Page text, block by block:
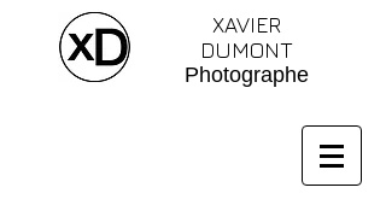
XAVIER
DUMONT
Photographe